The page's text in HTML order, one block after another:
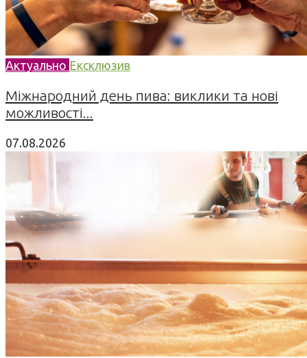
Актуально Ексклюзив
Міжнародний день пива: виклики та нові
можливості...
07.08.2026